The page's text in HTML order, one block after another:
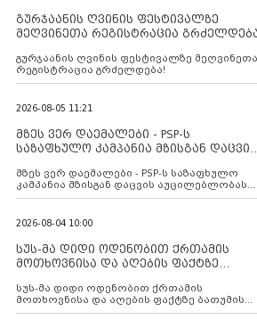
გურჯაანის ღვინის ფესტივალზე
მეღვინეთა რეგისტრაცია
გურჯაანის ღვინის ფესტივალზე მეღვინეთა
რეგისტრაცია გრძელდება!
2026-08-05 11:21
მზეს ვერ დაემალები - PSP-ს
საზაფხულო კამპანია მზისგან დაცვის
მზეს ვერ დაემალები - PSP-ს საზაფხულო
კამპანია მზისგან დაცვის აუცილებლობას
გვახსენებს
2026-08-04 10:00
სუს-მა დიდი ოდენობით ქრთამის
მოთხოვნისა და აღების ფაქტზე
დააკავა
სუს-მა დიდი ოდენობით ქრთამის
მოთხოვნისა და აღების ფაქტზე ბათუმის
მერიის თანამშრომელი დააკავა